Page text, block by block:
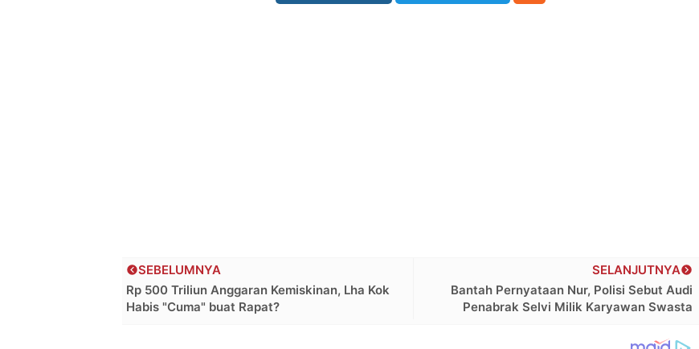
SELANJUTNYA
Bantah Pernyataan Nur, Polisi Sebut Audi
Penabrak Selvi Milik Karyawan Swasta
SEBELUMNYA
Rp 500 Triliun Anggaran Kemiskinan, Lha Kok
Habis "Cuma" buat Rapat?